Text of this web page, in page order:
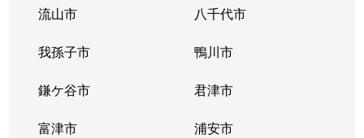
流山市 八千代市
我孫子市 鴨川市
鎌ケ谷市 君津市
富津市 浦安市